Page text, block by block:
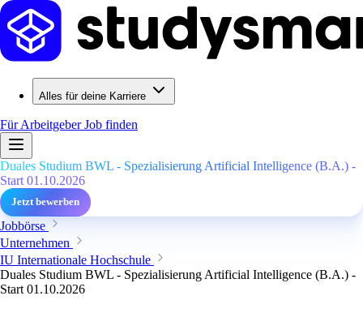
Alles für deine Karriere
Für ArbeitgeberJob finden
Duales Studium BWL - Spezialisierung Artificial Intelligence (B.A.) -
Start 01.10.2026
Jetzt bewerben
Jobbörse
Unternehmen
IU Internationale Hochschule
Duales Studium BWL - Spezialisierung Artificial Intelligence (B.A.) -
Start 01.10.2026